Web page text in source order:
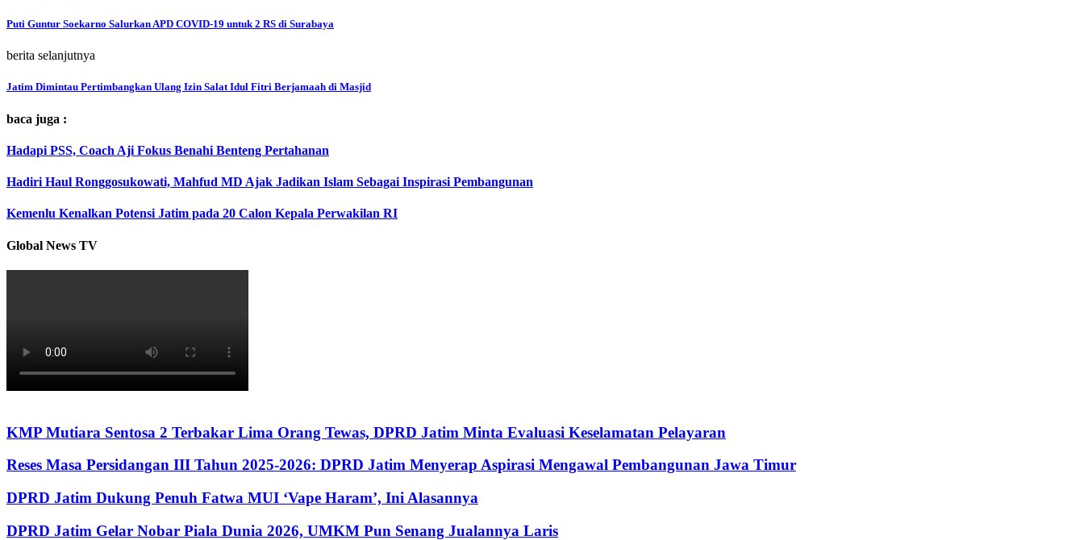
Puti Guntur Soekarno Salurkan APD COVID-19 untuk 2 RS di Surabaya
berita selanjutnya
Jatim Dimintau Pertimbangkan Ulang Izin Salat Idul Fitri Berjamaah di Masjid
baca juga :
Hadapi PSS, Coach Aji Fokus Benahi Benteng Pertahanan
Hadiri Haul Ronggosukowati, Mahfud MD Ajak Jadikan Islam Sebagai Inspirasi Pembangunan
Kemenlu Kenalkan Potensi Jatim pada 20 Calon Kepala Perwakilan RI
Global News TV
KMP Mutiara Sentosa 2 Terbakar Lima Orang Tewas, DPRD Jatim Minta Evaluasi Keselamatan Pelayaran
Reses Masa Persidangan III Tahun 2025-2026: DPRD Jatim Menyerap Aspirasi Mengawal Pembangunan Jawa Timur
DPRD Jatim Dukung Penuh Fatwa MUI ‘Vape Haram’, Ini Alasannya
DPRD Jatim Gelar Nobar Piala Dunia 2026, UMKM Pun Senang Jualannya Laris